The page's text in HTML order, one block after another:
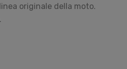
originale della moto.